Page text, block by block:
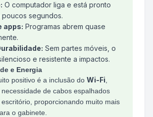
O computador liga e está pronto
poucos segundos.
apps: Programas abrem quase
Sem partes móveis, o
e resistente a impactos.
e Energia
positivo é a inclusão do Wi-Fi
de cabos espalhados
proporcionando muito mais
o gabinete.